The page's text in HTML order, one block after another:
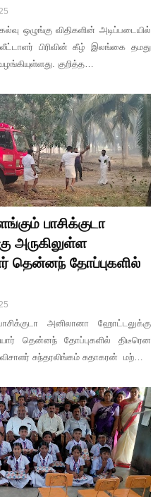
ஒழுங்கு விதிகளின் அடிப்படையில்
பிரிவின் கீழ் இலங்கை தமது
குறித்த…
பாசிக்குடா
அருகிலுள்ள
தென்னந் தோப்புகளில்
அனிலானா ஹோட்டலுக்கு
தென்னந் தோப்புகளில் திடீரென
சுந்தரலிங்கம் சுதாகரன் மற்…